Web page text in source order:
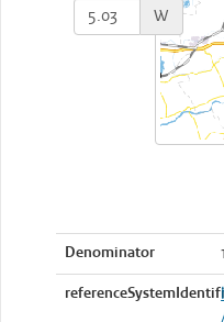
W
Denominator